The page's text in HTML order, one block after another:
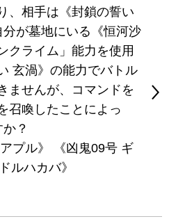
、相手は《封鎖の誓い
が墓地にいる《恒河沙
クライム」能力を使用
玄渦》の能力でバトル
ませんが、コマンドを
召喚したことによっ
？
プル》 《凶鬼09号 ギ
ルハカバ》